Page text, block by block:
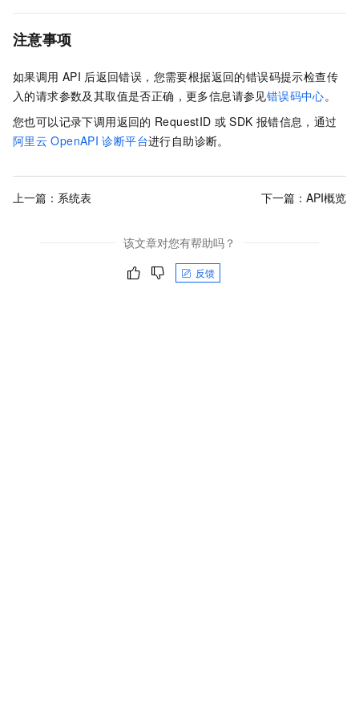
注意事项
如果调用 API 后返回错误，您需要根据返回的错误码提示检查传
入的请求参数及其取值是否正确，更多信息请参见错误码中心。
您也可以记录下调用返回的 RequestID 或 SDK 报错信息，通过
阿里云 OpenAPI 诊断平台进行自助诊断。
上一篇： 系统表 下一篇： API概览
该文章对您有帮助吗？
反馈